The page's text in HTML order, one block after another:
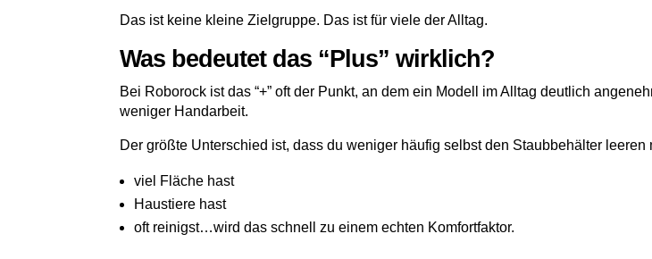
Das ist keine kleine Zielgruppe. Das ist für viele der Alltag.
Was bedeutet das “Plus” wirklich?
Bei Roborock ist das “+” oft der Punkt, an dem ein Modell im Alltag deutlich
weniger Handarbeit.
Der größte Unterschied ist, dass du weniger häufig selbst den Staubbehälter leeren
viel Fläche hast
Haustiere hast
oft reinigst…wird das schnell zu einem echten Komfortfaktor.